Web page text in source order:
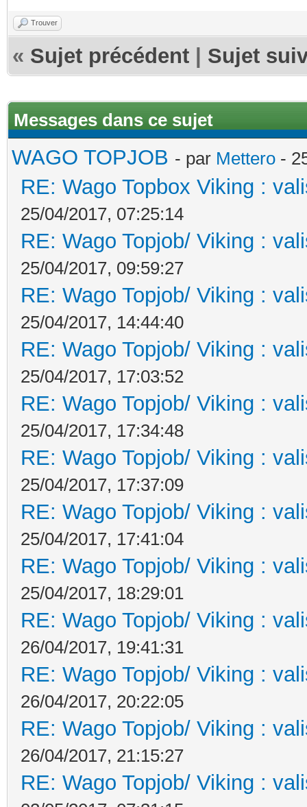
Trouver
« Sujet précédent Sujet
Messages dans ce sujet
WAGO TOPJOB - par Mettero -
RE: Wago Topbox Viking :
25/04/2017, 07:25:14
RE: Wago Topjob/ Viking :
25/04/2017, 09:59:27
RE: Wago Topjob/ Viking :
25/04/2017, 14:44:40
RE: Wago Topjob/ Viking :
25/04/2017, 17:03:52
RE: Wago Topjob/ Viking :
25/04/2017, 17:34:48
RE: Wago Topjob/ Viking :
25/04/2017, 17:37:09
RE: Wago Topjob/ Viking :
25/04/2017, 17:41:04
RE: Wago Topjob/ Viking :
25/04/2017, 18:29:01
RE: Wago Topjob/ Viking :
26/04/2017, 19:41:31
RE: Wago Topjob/ Viking :
26/04/2017, 20:22:05
RE: Wago Topjob/ Viking :
26/04/2017, 21:15:27
RE: Wago Topjob/ Viking :